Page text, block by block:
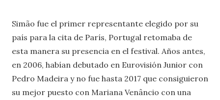
Simão fue el primer representante elegido por su
país para la cita de París, Portugal retomaba de
esta manera su presencia en el festival. Años antes,
en 2006, habían debutado en Eurovisión Junior con
Pedro Madeira y no fue hasta 2017 que consiguieron
su mejor puesto con Mariana Venâncio con una